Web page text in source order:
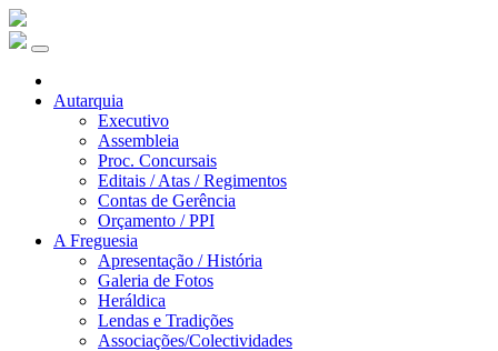
Autarquia
Executivo
Assembleia
Proc. Concursais
Editais / Atas / Regimentos
Contas de Gerência
Orçamento / PPI
A Freguesia
Apresentação / História
Galeria de Fotos
Heráldica
Lendas e Tradições
Associações/Colectividades